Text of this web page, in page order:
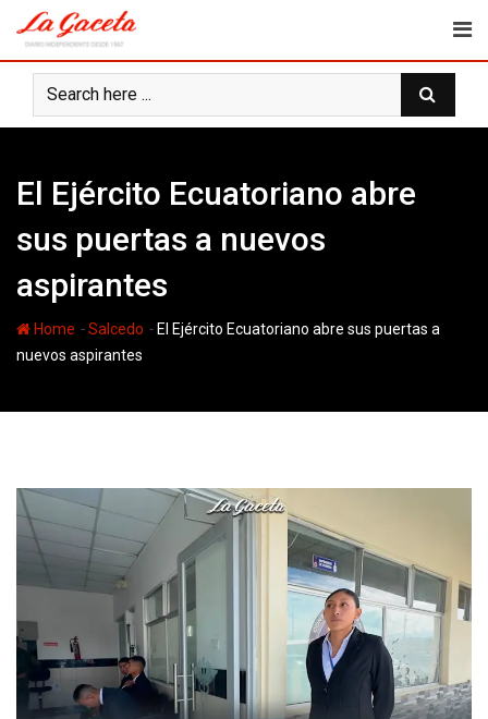
content
El Ejército Ecuatoriano abre
sus puertas a nuevos
aspirantes
Home -Salcedo - El Ejército Ecuatoriano abre sus puertas a
nuevos aspirantes